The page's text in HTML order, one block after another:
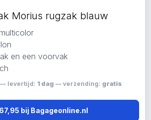
Morius rugzak blauw
en een voorvak
— levertijd: 1 dag — verzending: gratis
bij Bagageonline.nl